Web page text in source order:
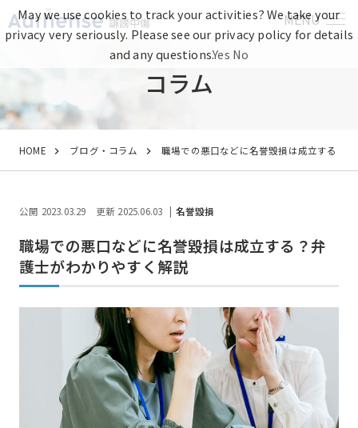
MENU
誹謗中傷
コラム
HOME ブログ・コラム 職場での悪口などに名誉毀損は成立する？
公開 2023.03.29 更新 2025.06.03 名誉毀損
職場での悪口などに名誉毀損は成立する？弁
護士がわかりやすく解説
May we use cookies to track your activities? We take your
privacy very seriously. Please see our privacy policy for details
and any questions.Yes No